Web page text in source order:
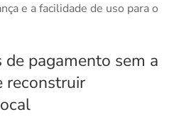
e a facilidade de uso para o
de pagamento sem a
reconstruir